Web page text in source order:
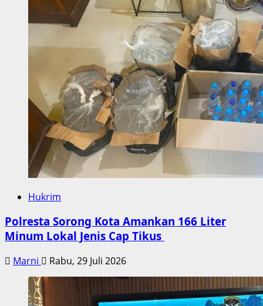
Hukrim
Polresta Sorong Kota Amankan 166 Liter
Minum Lokal Jenis Cap Tikus
Marni Rabu, 29 Juli 2026